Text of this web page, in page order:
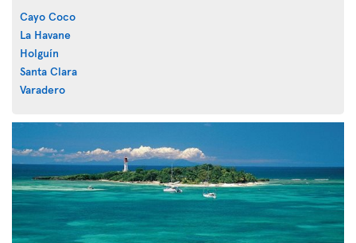
Cayo Coco
La Havane
Holguín
Santa Clara
Varadero